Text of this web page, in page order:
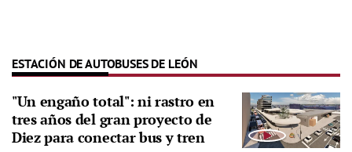
ESTACIÓN DE AUTOBUSES DE LEÓN
"Un engaño total": ni rastro en
tres años del gran proyecto de
Diez para conectar bus y tren